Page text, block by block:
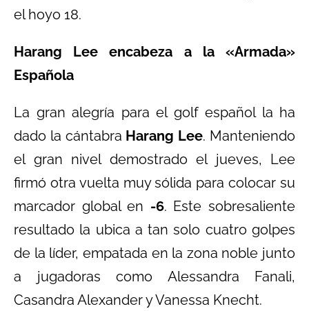
el hoyo 18.
Harang Lee encabeza a la «Armada»
Española
La gran alegría para el golf español la ha
dado la cántabra Harang Lee. Manteniendo
el gran nivel demostrado el jueves, Lee
firmó otra vuelta muy sólida para colocar su
marcador global en -6. Este sobresaliente
resultado la ubica a tan solo cuatro golpes
de la líder, empatada en la zona noble junto
a jugadoras como Alessandra Fanali,
Casandra Alexander y Vanessa Knecht.